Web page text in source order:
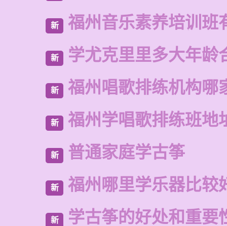
新 福州音乐素养培训班
新 学尤克里里多大年龄
新 福州唱歌排练机构哪
新 福州学唱歌排练班地
新 普通家庭学古筝
新 福州哪里学乐器比较
新 学古筝的好处和重要